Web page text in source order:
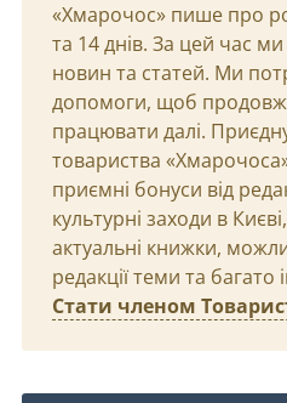
«Хмарочос» пише про
та 14 днів. За цей час
новин та статей. Ми
допомоги, щоб
працювати далі.
товариства
приємні бонуси від
культурні заходи в
актуальні книжки,
редакції теми та багато
Стати членом